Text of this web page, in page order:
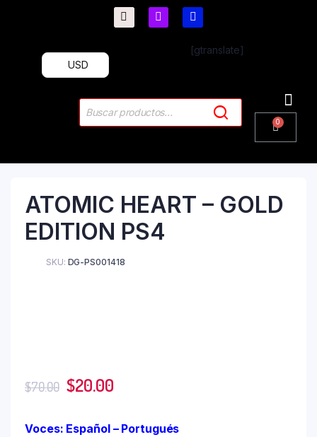
[gtranslate]
USD
ATOMIC HEART – GOLD
EDITION PS4
SKU: DG-PS001418
$70.00 $20.00
Voces: Español – Portugués